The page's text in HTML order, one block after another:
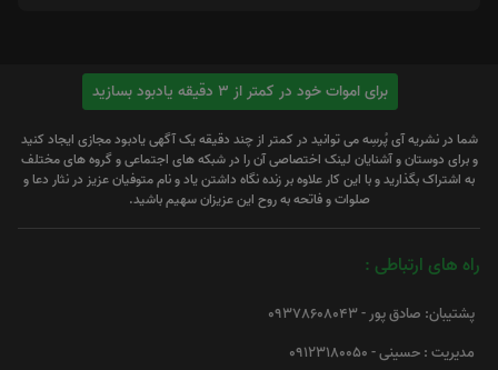
برای اموات خود در کمتر از 3 دقیقه یادبود بسازید
شما در نشریه آی پُرسِه می توانید در کمتر از چند دقیقه یک آگهی یادبود مجازی ایجاد کنید
و برای دوستان و آشنایان لینک اختصاصی آن را در شبکه های اجتماعی و گروه های مختلف
به اشتراک بگذارید و با این کار علاوه بر زنده نگاه داشتن یاد و نام متوفیان عزیز در نثار دعا و
صلوات و فاتحه به روح این عزیزان سهیم باشید.
راه های ارتباطی :
پشتیبان: صادق پور - 09378608043
مدیریت : حسینی - 09123180050